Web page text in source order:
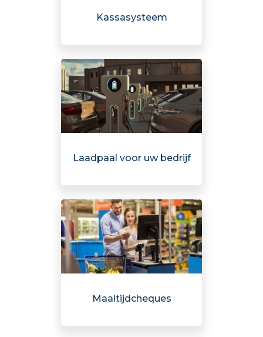
Kassasysteem
Laadpaal voor uw bedrijf
Maaltijdcheques